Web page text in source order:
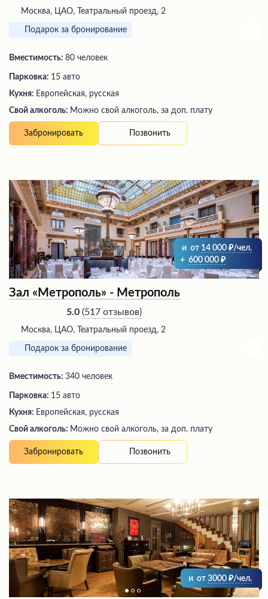
Москва, ЦАО, Театральный проезд, 2
Подарок за бронирование
Вместимость: 80 человек
Парковка: 15 авто
Кухня: Европейская, русская
Свой алкоголь: Можно свой алкоголь, за доп. плату
Забронировать Позвонить
и от 14 000
/чел.
+ 600 000
Зал «Метрополь» - Метрополь
5.0 (517 отзывов)
Москва, ЦАО, Театральный проезд, 2
Подарок за бронирование
Вместимость: 340 человек
Парковка: 15 авто
Кухня: Европейская, русская
Свой алкоголь: Можно свой алкоголь, за доп. плату
Забронировать Позвонить
и от 3000 /чел.